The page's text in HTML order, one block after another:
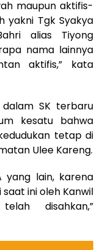
maupun aktifis-
yakni Tgk Syakya
alias Tiyong
nama lainnya
aktifis,” kata
SK terbaru
kesatu bahwa
tetap di
Ulee Kareng.
yang lain, karena
ini oleh Kanwil
disahkan,”